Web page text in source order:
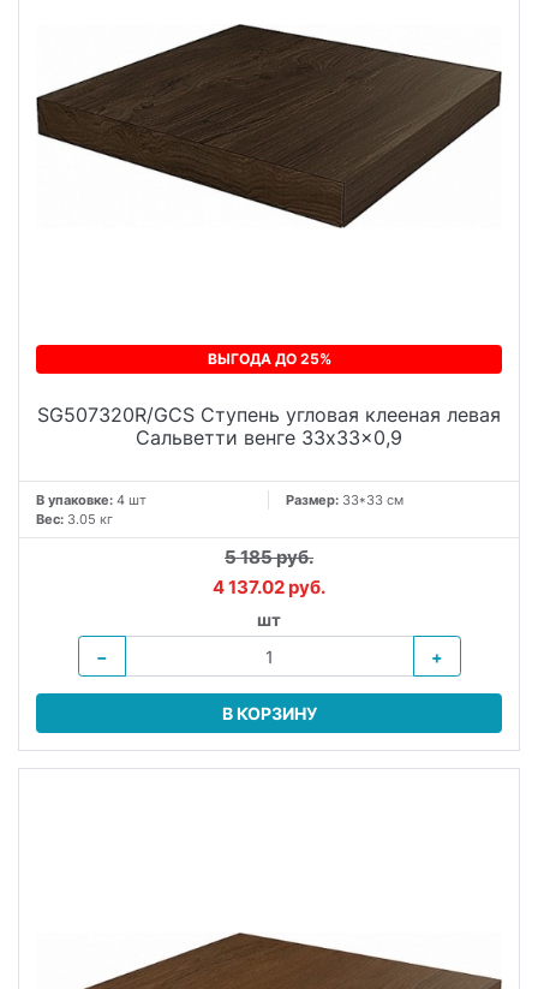
ВЫГОДА ДО 25%
SG507320R/GCS Ступень угловая клееная левая
Сальветти венге 33x33x0,9
В упаковке: 4 шт Размер: 33*33 см
Вес: 3.05 кг
5 185 руб.
4 137.02 руб.
шт
−
+
В КОРЗИНУ